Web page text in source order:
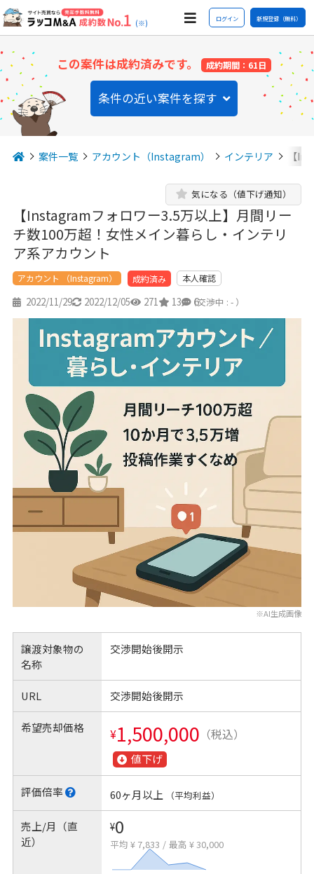
(※) ログイン 新規登録（無料）
この案件は成約済みです。 成約期間：61日
条件の近い案件を探す
案件一覧 アカウント（Instagram） インテリア 【
【Instagramフォロワー3.5万以上】月間リー
チ数100万超！女性メイン暮らし・インテリ
ア系アカウント
気になる（値下げ通知）
アカウント （Instagram） 成約済み 本人確認
2022/11/29 2022/12/05 271 13 6
（交渉中 : - ）
※AI生成画像
譲渡対象物の
名称
交渉開始後開示
URL 交渉開始後開示
希望売却価格 ¥1,500,000 （税込）
値下げ
評価倍率 60ヶ月以上 （平均利益）
売上/月（直
近）
¥0
平均 ¥ 7,833 / 最高 ¥ 30,000